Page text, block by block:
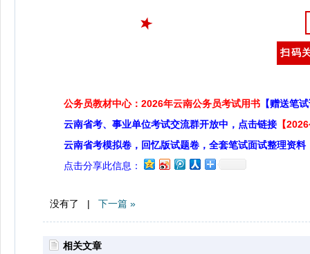
扫码
公务员教材中心：2026年云南公务员考试用书 【赠送笔
云南省考、事业单位考试交流群开放中，点击链接 【
云南省考模拟卷，回忆版试题卷，全套笔试面试整理资料
点击分享此信息：
没有了 | 下一篇 »
相关文章